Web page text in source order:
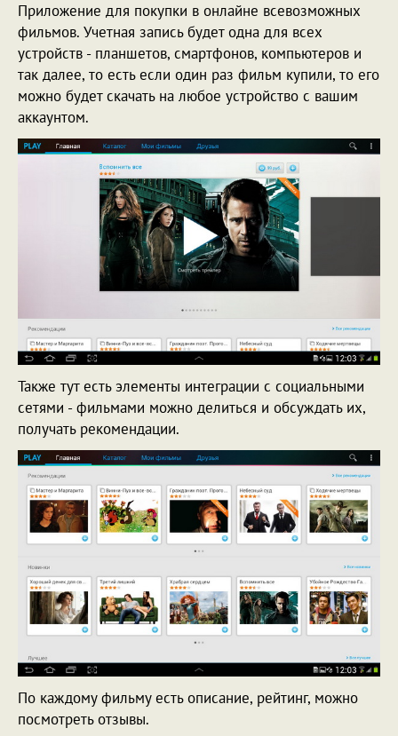
Приложение для покупки в онлайне всевозможных
фильмов. Учетная запись будет одна для всех
устройств - планшетов, смартфонов, компьютеров и
так далее, то есть если один раз фильм купили, то его
можно будет скачать на любое устройство с вашим
аккаунтом.
Также тут есть элементы интеграции с социальными
сетями - фильмами можно делиться и обсуждать их,
получать рекомендации.
По каждому фильму есть описание, рейтинг, можно
посмотреть отзывы.